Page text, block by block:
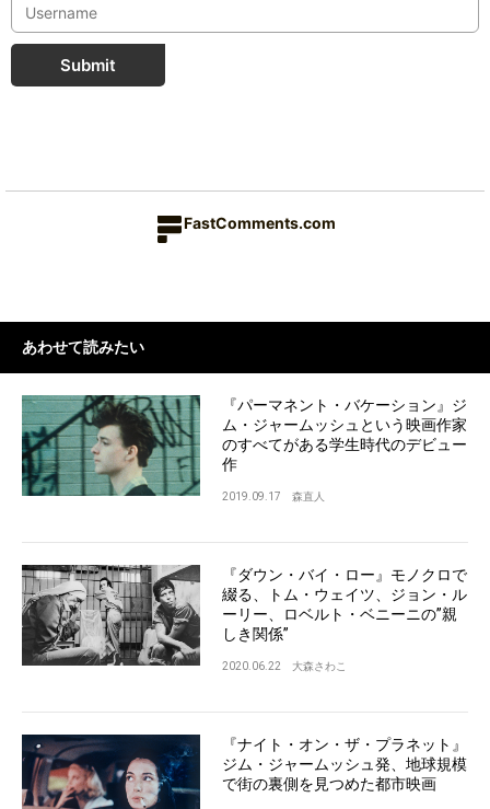
Submit
FastComments.com
あわせて読みたい
『パーマネント・バケーション』ジ
ム・ジャームッシュという映画作家
のすべてがある学生時代のデビュー
作
2019.09.17 森直人
『ダウン・バイ・ロー』モノクロで
綴る、トム・ウェイツ、ジョン・ル
ーリー、ロベルト・ベニーニの”親
しき関係”
2020.06.22 大森さわこ
『ナイト・オン・ザ・プラネット』
ジム・ジャームッシュ発、地球規模
で街の裏側を見つめた都市映画